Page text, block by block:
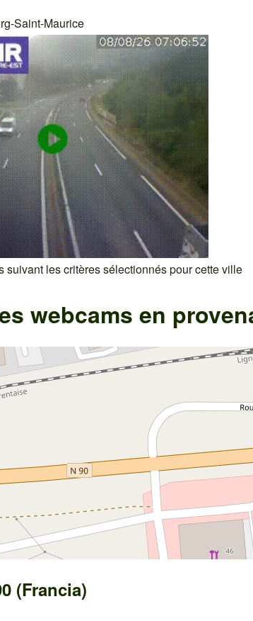
Saint-Maurice
suivant les critères sélectionnés pour cette ville
webcams en
(Francia)